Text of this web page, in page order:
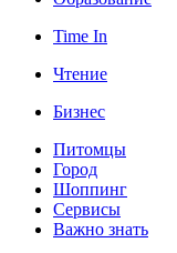
Time In
Чтение
Бизнес
Питомцы
Город
Шоппинг
Сервисы
Важно знать